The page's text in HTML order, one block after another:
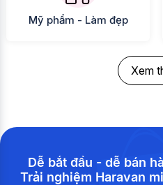
Mỹ phẩm - Làm đẹp
Xem
Dễ bắt đầu - dễ bán
Trải nghiệm Haravan